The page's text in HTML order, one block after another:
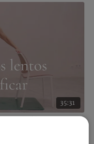
35:31
con Judith